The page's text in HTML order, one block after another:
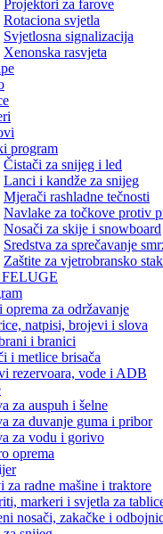
Projektori za farove
Rotaciona svjetla
Svjetlosna signalizacija
Xenonska rasvjeta
program
Čistači za snijeg i led
Lanci i kandže za snijeg
Mjerači rashladne tečnosti
Navlake za točkove protiv
Nosači za skije i snowboard
Sredstva za sprečavanje
Zaštite za vjetrobransko
oprema za održavanje
natpisi, brojevi i slova
i branici
i metlice brisača
rezervoara, vode i ADB
za auspuh i šelne
za duvanje guma i pribor
za vodu i gorivo
oprema
za radne mašine i traktore
markeri i svjetla za
nosači, zakačke i